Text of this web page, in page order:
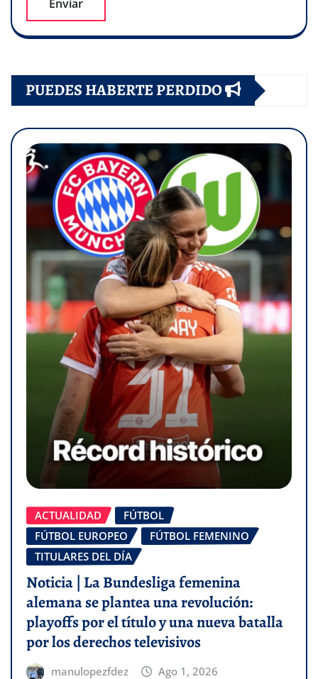
PUEDES HABERTE PERDIDO
ACTUALIDAD
FÚTBOL
FÚTBOL EUROPEO
FÚTBOL FEMENINO
TITULARES DEL DÍA
Noticia | La Bundesliga femenina
alemana se plantea una revolución:
playoffs por el título y una nueva batalla
por los derechos televisivos
manulopezfdez Ago 1, 2026